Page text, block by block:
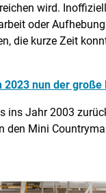
wird.
oder
die kurze Zeit
2023 nun der große
Jahr 2003
Mini